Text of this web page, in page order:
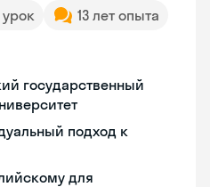
урок
13 лет опыта
государственный
подход к
для